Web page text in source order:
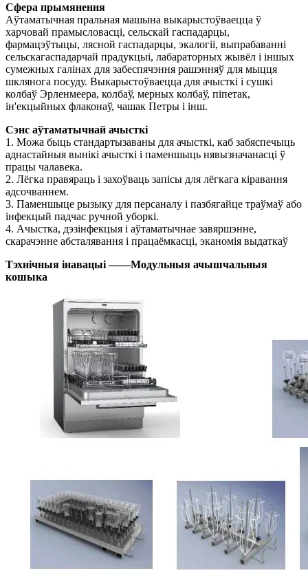
Сфера прымянення
Аўтаматычная пральная машына выкарыстоўваецца ў
харчовай прамысловасці, сельскай гаспадарцы,
фармацэўтыцы, лясной гаспадарцы, экалогіі, выпрабаванні
сельскагаспадарчай прадукцыі, лабараторных жывёл і іншых
сумежных галінах для забеспячэння рашэнняў для мыцця
шклянога посуду. Выкарыстоўваецца для ачысткі і сушкі
колбаў Эрленмеера, колбаў, мерных колбаў, піпетак,
ін'екцыйных флаконаў, чашак Петры і інш.
Сэнс аўтаматычнай ачысткі
1. Можа быць стандартызаваны для ачысткі, каб забяспечыць
аднастайныя вынікі ачысткі і паменшыць нявызначанасці ў
працы чалавека.
2. Лёгка правяраць і захоўваць запісы для лёгкага кіравання
адсочваннем.
3. Паменшыце рызыку для персаналу і пазбягайце траўмаў або
інфекцый падчас ручной уборкі.
4. Ачыстка, дэзінфекцыя і аўтаматычнае завяршэнне,
скарачэнне абсталявання і працаёмкасці, эканомія выдаткаў
Тэхнічныя інавацыі ——Модульныя ачышчальныя
кошыка